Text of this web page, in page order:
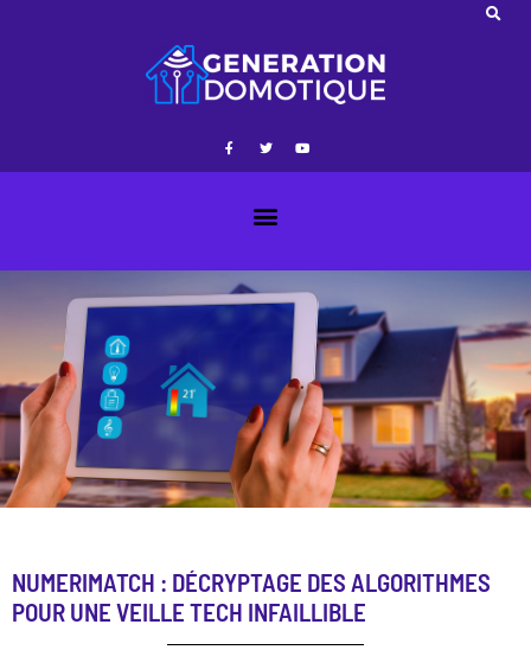
NUMERIMATCH : DÉCRYPTAGE DES ALGORITHMES
POUR UNE VEILLE TECH INFAILLIBLE